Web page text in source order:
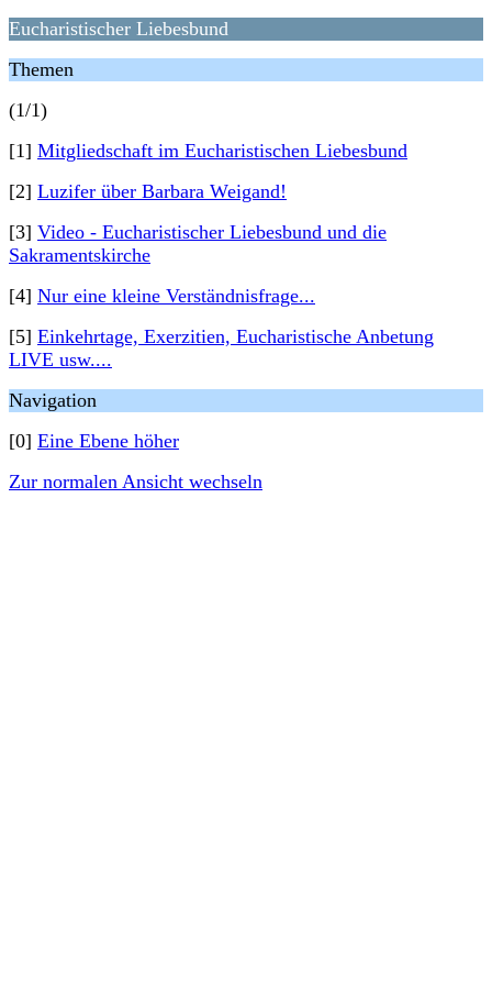
Eucharistischer Liebesbund
Themen
(1/1)
[1] Mitgliedschaft im Eucharistischen Liebesbund
[2] Luzifer über Barbara Weigand!
[3] Video - Eucharistischer Liebesbund und die
Sakramentskirche
[4] Nur eine kleine Verständnisfrage...
[5] Einkehrtage, Exerzitien, Eucharistische Anbetung
LIVE usw....
Navigation
[0] Eine Ebene höher
Zur normalen Ansicht wechseln